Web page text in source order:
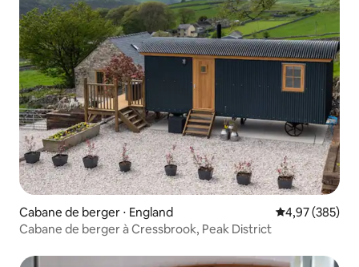
Cabane de berger ⋅ England Évaluation
4,97 (385)
Cabane de berger à Cressbrook, Peak District